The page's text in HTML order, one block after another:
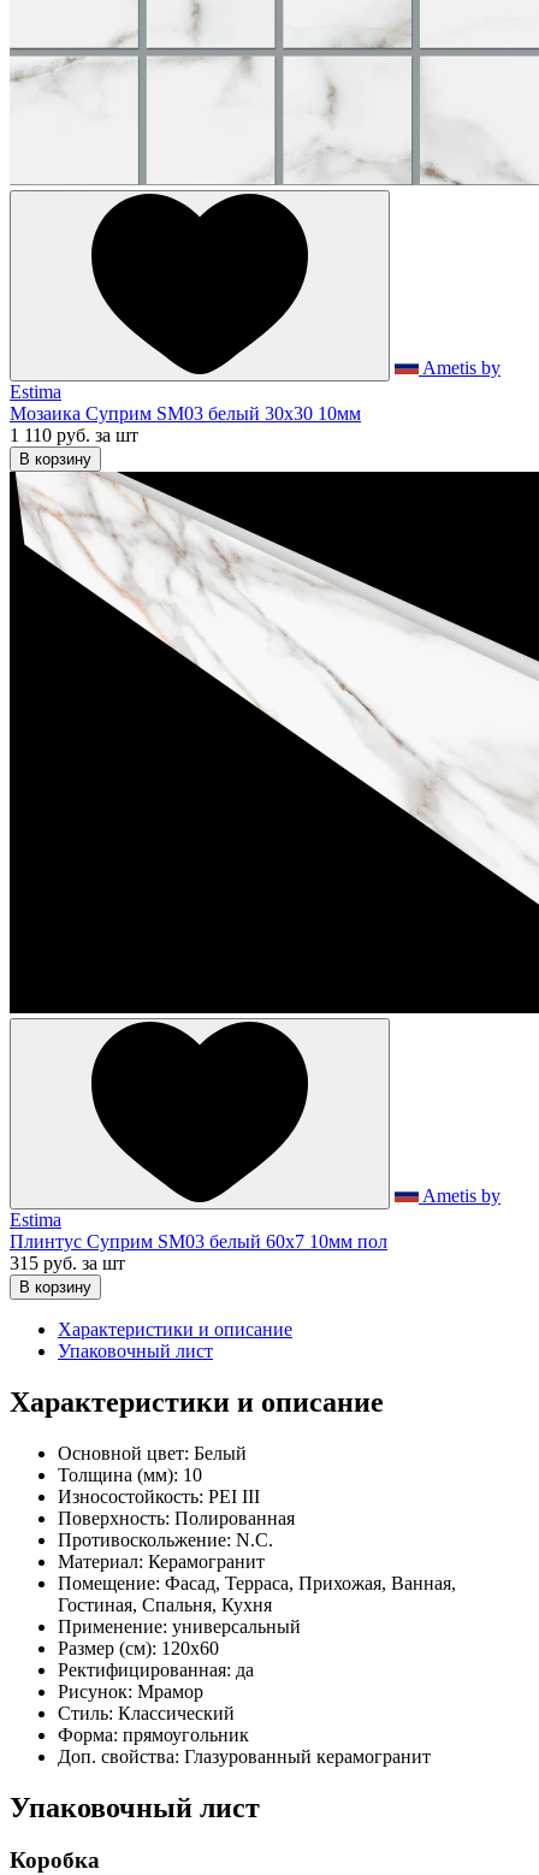
Ametis by
Estima
Мозаика Суприм SM03 белый 30x30 10мм
1 110 руб. за шт
В корзину
Ametis by
Estima
Плинтус Суприм SM03 белый 60x7 10мм пол
315 руб. за шт
В корзину
Характеристики и описание
Упаковочный лист
Характеристики и описание
Основной цвет: Белый
Толщина (мм): 10
Износостойкость: PEI III
Поверхность: Полированная
Противоскольжение: N.C.
Материал: Керамогранит
Помещение: Фасад, Терраса, Прихожая, Ванная,
Гостиная, Спальня, Кухня
Применение: универсальный
Размер (см): 120x60
Ректифицированная: да
Рисунок: Мрамор
Стиль: Классический
Форма: прямоугольник
Доп. свойства: Глазурованный керамогранит
Упаковочный лист
Коробка